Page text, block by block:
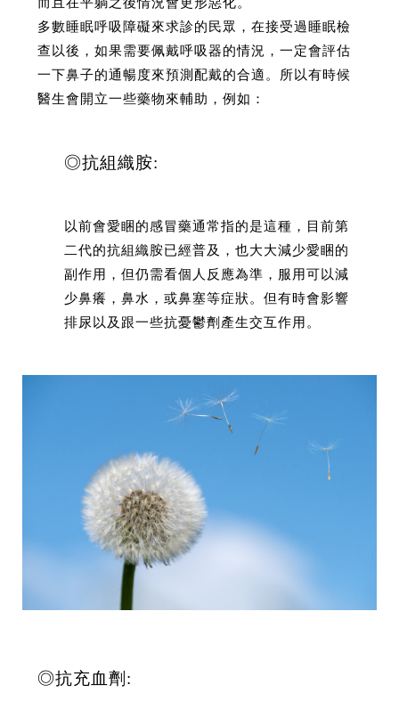
多數睡眠呼吸障礙來求診的民眾，在接受過睡眠檢
查以後，如果需要佩戴呼吸器的情況，一定會評估
一下鼻子的通暢度來預測配戴的合適。所以有時候
醫生會開立一些藥物來輔助，例如：
◎抗組織胺:
以前會愛睏的感冒藥通常指的是這種，目前第
二代的抗組織胺已經普及，也大大減少愛睏的
副作用，但仍需看個人反應為準，服用可以減
少鼻癢，鼻水，或鼻塞等症狀。但有時會影響
排尿以及跟一些抗憂鬱劑產生交互作用。
◎抗充血劑: